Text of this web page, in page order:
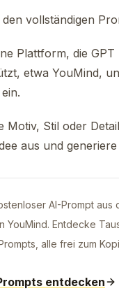
Kantentrennung
mit bewusster
wirken, nicht wie
und nicht wie ein
und im
die
und Effekte eine
neonartige
den vollständigen
Plattform, die GPT
etwa YouMind,
Motiv, Stil oder
aus und
AI-Prompt aus
YouMind. Entdecke
alle frei zum
entdecken